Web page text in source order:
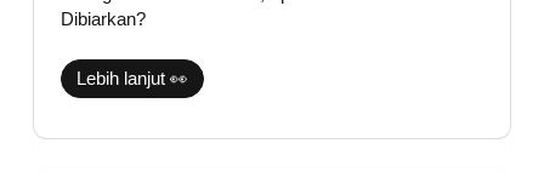
Dibiarkan?
Lebih lanjut 👀